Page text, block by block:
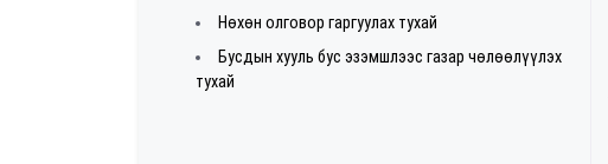
Нөхөн олговор гаргуулах тухай
Бусдын хууль бус эзэмшлээс газар чөлөөлүүлэх
тухай